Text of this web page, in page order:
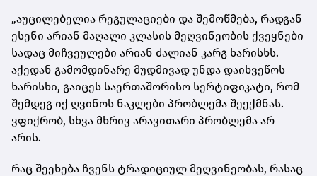
„აუცილებელია რეგულაციები და შემოწმება, რადგან
ესენი არიან მაღალი კლასის მეღვინეობის ქვეყნები
სადაც მიჩვეულები არიან ძალიან კარგ ხარისხს.
აქედან გამომდინარე მუდმივად უნდა დაიხვეწოს
ხარისხი, გაიცეს საერთაშორისო სერტიფიკატი, რომ
შემდეგ იქ ღვინოს ნაკლები პრობლემა შეექმნას.
ვფიქრობ, სხვა მხრივ არავითარი პრობლემა არ
არის.
რაც შეეხება ჩვენს ტრადიციულ მეღვინეობას, რასაც